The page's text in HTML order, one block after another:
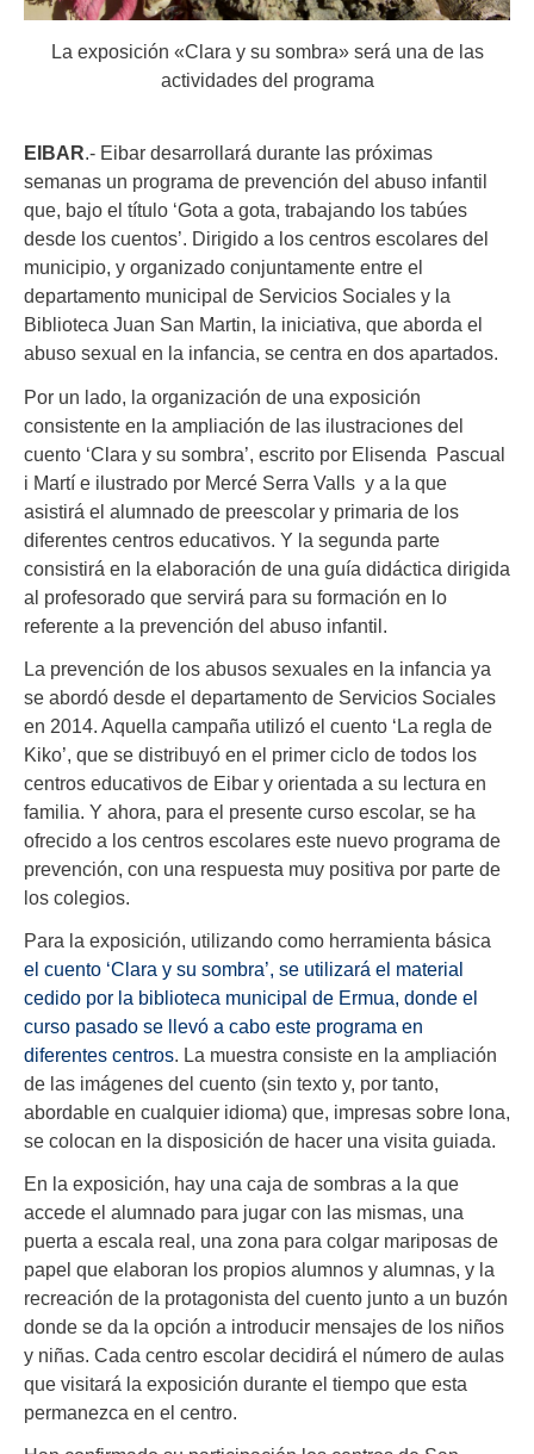
La exposición «Clara y su sombra» será una de las
actividades del programa
EIBAR.- Eibar desarrollará durante las próximas
semanas un programa de prevención del abuso infantil
que, bajo el título ‘Gota a gota, trabajando los tabúes
desde los cuentos’. Dirigido a los centros escolares del
municipio, y organizado conjuntamente entre el
departamento municipal de Servicios Sociales y la
Biblioteca Juan San Martin, la iniciativa, que aborda el
abuso sexual en la infancia, se centra en dos apartados.
Por un lado, la organización de una exposición
consistente en la ampliación de las ilustraciones del
cuento ‘Clara y su sombra’, escrito por Elisenda Pascual
i Martí e ilustrado por Mercé Serra Valls y a la que
asistirá el alumnado de preescolar y primaria de los
diferentes centros educativos. Y la segunda parte
consistirá en la elaboración de una guía didáctica dirigida
al profesorado que servirá para su formación en lo
referente a la prevención del abuso infantil.
La prevención de los abusos sexuales en la infancia ya
se abordó desde el departamento de Servicios Sociales
en 2014. Aquella campaña utilizó el cuento ‘La regla de
Kiko’, que se distribuyó en el primer ciclo de todos los
centros educativos de Eibar y orientada a su lectura en
familia. Y ahora, para el presente curso escolar, se ha
ofrecido a los centros escolares este nuevo programa de
prevención, con una respuesta muy positiva por parte de
los colegios.
Para la exposición, utilizando como herramienta básica
el cuento ‘Clara y su sombra’, se utilizará el material
cedido por la biblioteca municipal de Ermua, donde el
curso pasado se llevó a cabo este programa en
diferentes centros. La muestra consiste en la ampliación
de las imágenes del cuento (sin texto y, por tanto,
abordable en cualquier idioma) que, impresas sobre lona,
se colocan en la disposición de hacer una visita guiada.
En la exposición, hay una caja de sombras a la que
accede el alumnado para jugar con las mismas, una
puerta a escala real, una zona para colgar mariposas de
papel que elaboran los propios alumnos y alumnas, y la
recreación de la protagonista del cuento junto a un buzón
donde se da la opción a introducir mensajes de los niños
y niñas. Cada centro escolar decidirá el número de aulas
que visitará la exposición durante el tiempo que esta
permanezca en el centro.